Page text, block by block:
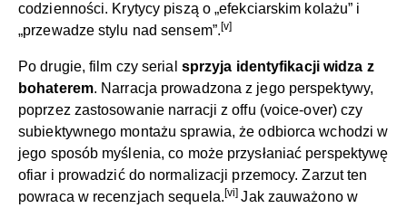
codzienności. Krytycy piszą o „efekciarskim kolażu” i
„przewadze stylu nad sensem”.[v]
Po drugie, film czy serial sprzyja identyfikacji widza z
bohaterem. Narracja prowadzona z jego perspektywy,
poprzez zastosowanie narracji z offu (voice-over) czy
subiektywnego montażu sprawia, że odbiorca wchodzi w
jego sposób myślenia, co może przysłaniać perspektywę
ofiar i prowadzić do normalizacji przemocy. Zarzut ten
powraca w recenzjach sequela.[vi] Jak zauważono w